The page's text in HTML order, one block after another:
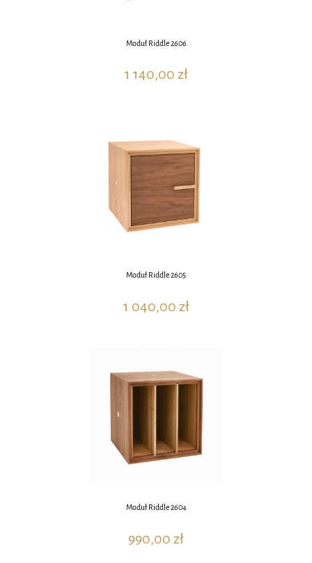
Moduł Riddle 2606
1 140,00 zł
Moduł Riddle 2605
1 040,00 zł
Moduł Riddle 2604
990,00 zł